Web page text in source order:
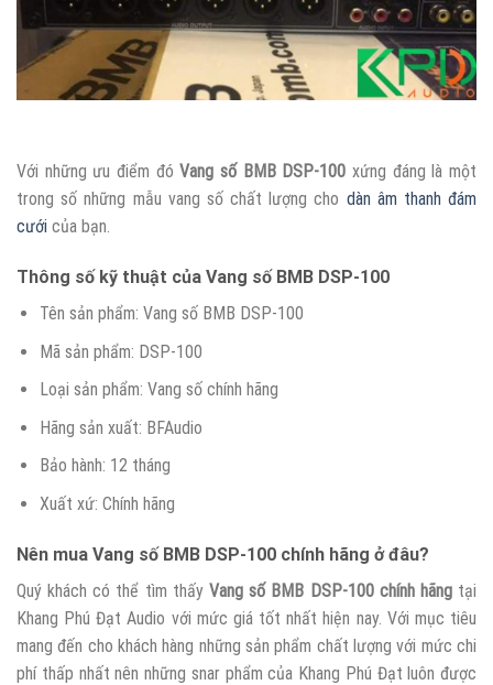
Với những ưu điểm đó Vang số BMB DSP-100 xứng đáng là một
trong số những mẫu vang số chất lượng cho dàn âm thanh đám
cưới của bạn.
Thông số kỹ thuật của Vang số BMB DSP-100
Tên sản phẩm: Vang số BMB DSP-100
Mã sản phẩm: DSP-100
Loại sản phẩm: Vang số chính hãng
Hãng sản xuất: BFAudio
Bảo hành: 12 tháng
Xuất xứ: Chính hãng
Nên mua Vang số BMB DSP-100 chính hãng ở đâu?
Quý khách có thể tìm thấy Vang số BMB DSP-100 chính hãngtại
Khang Phú Đạt Audio với mức giá tốt nhất hiện nay. Với mục tiêu
mang đến cho khách hàng những sản phẩm chất lượng với mức chi
phí thấp nhất nên những snar phẩm của Khang Phú Đạt luôn được